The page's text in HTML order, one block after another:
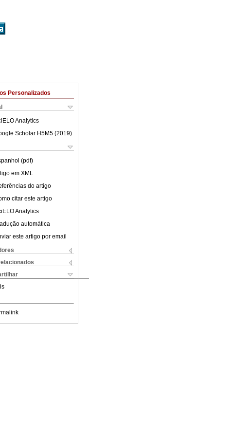
Personalizados
Analytics
Scholar H5M5 (2019)
(pdf)
em XML
do artigo
citar este artigo
Analytics
automática
este artigo por email